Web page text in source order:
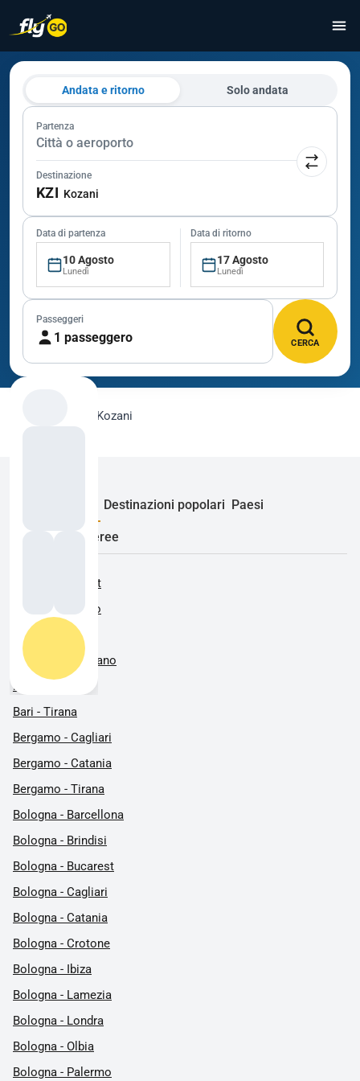
Andata e ritorno Solo andata
Partenza
Città o aeroporto
Destinazione
KZI Kozani
Data di partenza
10 Agosto
Lunedì
Data di ritorno
17 Agosto
Lunedì
Passeggeri
1 passeggero CERCA
Kozani
Destinazioni popolari Paesi
Compagnie aeree
Roma - Bucarest
Alghero - Milano
Alghero - Roma
Barcellona - Milano
Bari - Milano
Bari - Tirana
Bergamo - Cagliari
Bergamo - Catania
Bergamo - Tirana
Bologna - Barcellona
Bologna - Brindisi
Bologna - Bucarest
Bologna - Cagliari
Bologna - Catania
Bologna - Crotone
Bologna - Ibiza
Bologna - Lamezia
Bologna - Londra
Bologna - Olbia
Bologna - Palermo